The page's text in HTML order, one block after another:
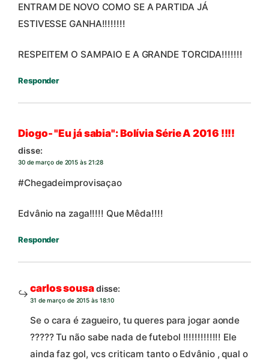
ENTRAM DE NOVO COMO SE A PARTIDA JÁ
ESTIVESSE GANHA!!!!!!!!
RESPEITEM O SAMPAIO E A GRANDE TORCIDA!!!!!!!
Responder
Diogo- "Eu já sabia": Bolívia Série A 2016 !!!!
disse:
30 de março de 2015 às 21:28
#Chegadeimprovisaçao
Edvânio na zaga!!!!! Que Mêda!!!!
Responder
carlos sousadisse:
31 de março de 2015 às 18:10
Se o cara é zagueiro, tu queres para jogar aonde
????? Tu não sabe nada de futebol !!!!!!!!!!!!! Ele
ainda faz gol, vcs criticam tanto o Edvânio , qual o